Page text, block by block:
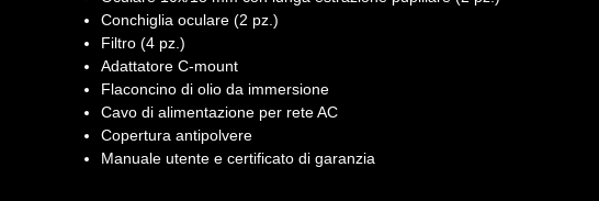
Conchiglia oculare (2 pz.)
Filtro (4 pz.)
Adattatore C-mount
Flaconcino di olio da immersione
Cavo di alimentazione per rete AC
Copertura antipolvere
Manuale utente e certificato di garanzia